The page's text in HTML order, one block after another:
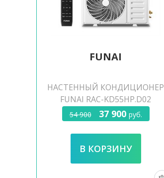
FUNAI
НАСТЕННЫЙ КОНДИЦИОНЕР
FUNAI RAC-KD55HP.D02
54 900 37 900 руб.